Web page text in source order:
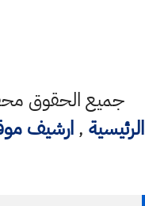
جميع الحقوق
الرئيسية ,ارشيف